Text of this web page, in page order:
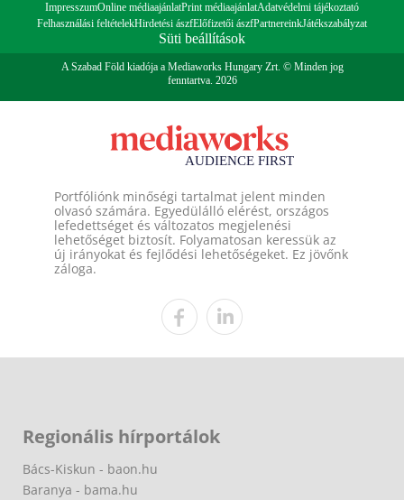
ImpresszumOnline médiaajánlatPrint médiaajánlatAdatvédelmi tájékoztató
Felhasználási feltételekHirdetési ászfElőfizetői ászfPartnereinkJátékszabályzat
Süti beállítások
A Szabad Föld kiadója a Mediaworks Hungary Zrt. © Minden jog
fenntartva. 2026
Portfóliónk minőségi tartalmat jelent minden
olvasó számára. Egyedülálló elérést, országos
lefedettséget és változatos megjelenési
lehetőséget biztosít. Folyamatosan keressük az
új irányokat és fejlődési lehetőségeket. Ez jövőnk
záloga.
Regionális hírportálok
Bács-Kiskun - baon.hu
Baranya - bama.hu